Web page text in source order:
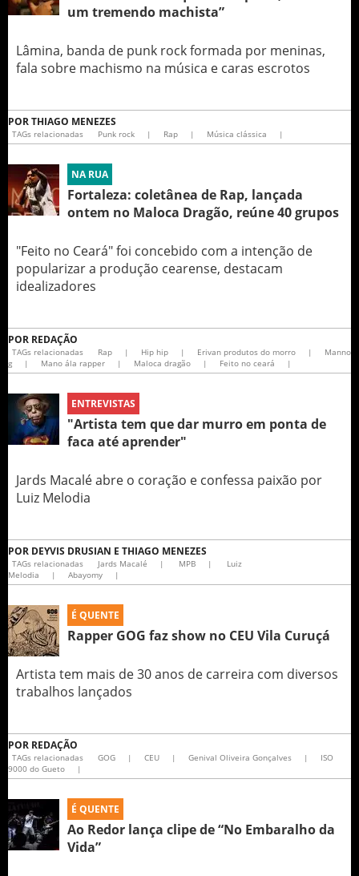
um tremendo machista”
Lâmina, banda de punk rock formada por meninas,
fala sobre machismo na música e caras escrotos
PORTHIAGO MENEZES
TAGs relacionadas Punk rock | Rap | Música clássica |
NA RUA
Fortaleza: coletânea de Rap, lançada
ontem no Maloca Dragão, reúne 40 grupos
"Feito no Ceará" foi concebido com a intenção de
popularizar a produção cearense, destacam
idealizadores
POR REDAÇÃO
TAGs relacionadas Rap | Hip hip | Erivan produtos do morro |
Manno
g
| Mano ála rapper | Maloca dragão | Feito no ceará |
ENTREVISTAS
"Artista tem que dar murro em ponta de
faca até aprender"
Jards Macalé abre o coração e confessa paixão por
Luiz Melodia
POR DEYVIS DRUSIAN E THIAGO MENEZES
TAGs relacionadas Jards Macalé | MPB |
Luiz
Melodia
| Abayomy |
É QUENTE
Rapper GOG faz show no CEU Vila Curuçá
Artista tem mais de 30 anos de carreira com diversos
trabalhos lançados
POR REDAÇÃO
TAGs relacionadas GOG | CEU | Genival Oliveira Gonçalves |
ISO
9000 do Gueto
|
É QUENTE
Ao Redor lança clipe de “No Embaralho da
Vida”